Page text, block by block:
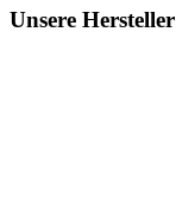
Unsere Hersteller